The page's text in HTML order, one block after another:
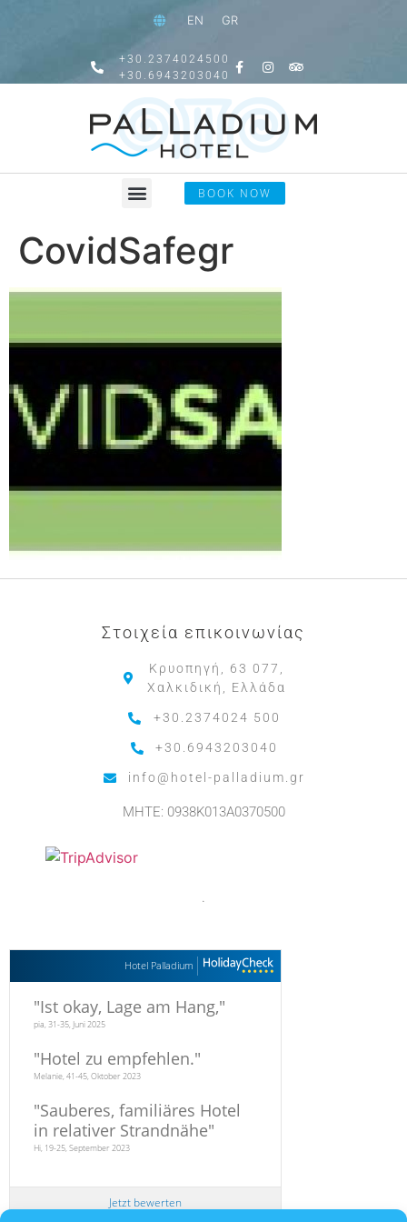
EN GR
+30.2374024500
+30.6943203040
BOOK NOW
CovidSafegr
Στοιχεία επικοινωνίας
Κρυοπηγή, 63 077,
Χαλκιδική, Ελλάδα
+30.2374024 500
+30.6943203040
info@hotel-palladium.gr
MHTE: 0938K013A0370500
.
Hotel Palladium
"Ist okay, Lage am Hang,"
pia, 31-35, Juni 2025
"Hotel zu empfehlen."
Melanie, 41-45, Oktober 2023
"Sauberes, familiäres Hotel
in relativer Strandnähe"
Hi, 19-25, September 2023
Jetzt bewerten